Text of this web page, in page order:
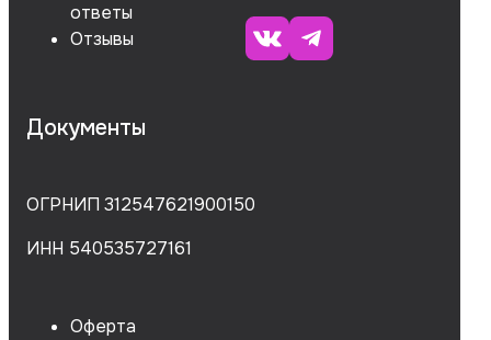
ответы
Отзывы
Документы
ОГРНИП 312547621900150
ИНН 540535727161
Оферта